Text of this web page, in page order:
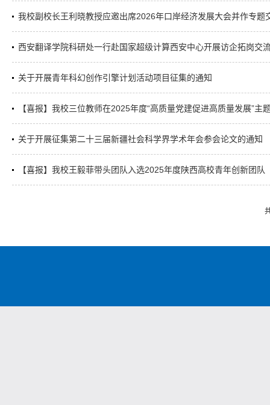
我校副校长王利晓教授应邀出席2026年口岸经济发展大会并作专题
西安翻译学院科研处一行赴国家超级计算西安中心开展访企拓岗交
关于开展青年科幻创作引擎计划活动项目征集的通知
【喜报】我校三位教师在2025年度“高质量党建促进高质量发展”主
关于开展征集第二十三届新疆社会科学界学术年会参会论文的通知
【喜报】我校王毅菲带头团队入选2025年度陕西高校青年创新团队